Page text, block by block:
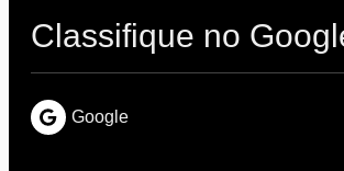
Classifique no
Google